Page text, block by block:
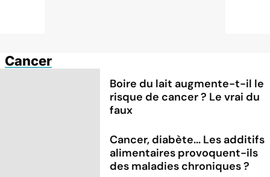
Cancer
Boire du lait augmente-t-il le
risque de cancer ? Le vrai du
faux
Cancer, diabète... Les additifs
alimentaires provoquent-ils
des maladies chroniques ?